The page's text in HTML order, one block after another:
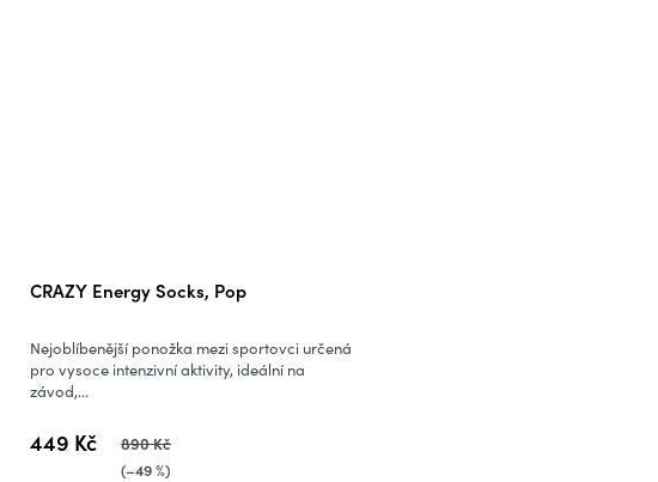
CRAZY Energy Socks, Pop
449 Kč 890 Kč
(–49 %)
Nejoblíbenější ponožka mezi sportovci určená
pro vysoce intenzivní aktivity, ideální na
závod,...